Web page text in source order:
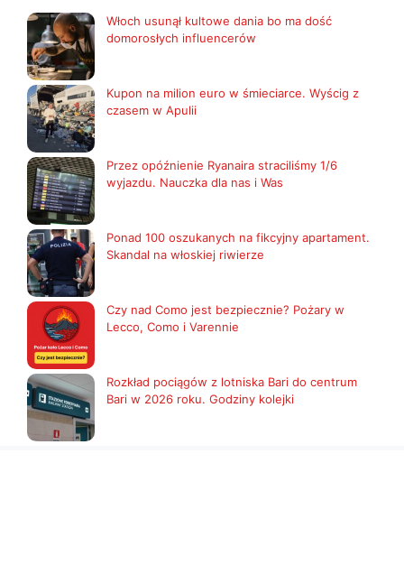
Włoch usunął kultowe dania bo ma dość
domorosłych influencerów
Kupon na milion euro w śmieciarce. Wyścig z
czasem w Apulii
Przez opóźnienie Ryanaira straciliśmy 1/6
wyjazdu. Nauczka dla nas i Was
Ponad 100 oszukanych na fikcyjny apartament.
Skandal na włoskiej riwierze
Czy nad Como jest bezpiecznie? Pożary w
Lecco, Como i Varennie
Rozkład pociągów z lotniska Bari do centrum
Bari w 2026 roku. Godziny kolejki